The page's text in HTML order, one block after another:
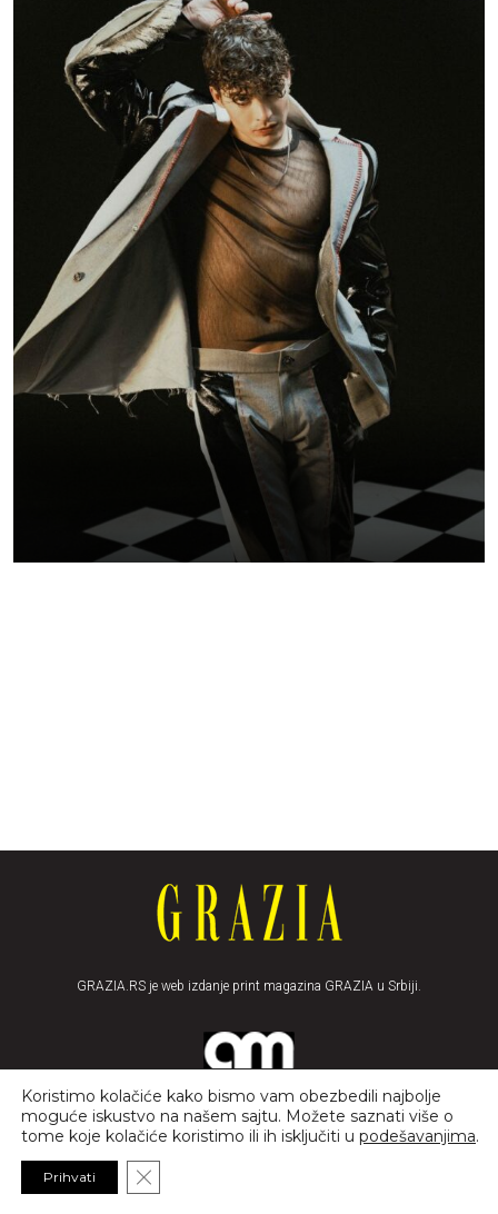
GRAZIA.RS je web izdanje print magazina GRAZIA u Srbiji.
Koristimo kolačiće kako bismo vam obezbedili najbolje
moguće iskustvo na našem sajtu. Možete saznati više o
tome koje kolačiće koristimo ili ih isključiti u podešavanjima.
Prihvati Close GDPR Cookie Banner